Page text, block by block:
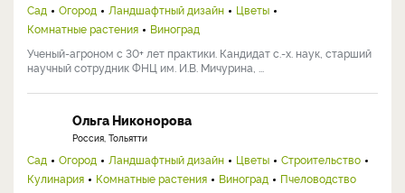
Сад Огород Ландшафтный дизайн
Цветы
Комнатные растения
Виноград
Ученый-агроном с 30+ лет практики. Кандидат с.-х. наук, старший
научный сотрудник ФНЦ им. И.В. Мичурина, ...
Ольга Никонорова
Россия, Тольятти
Сад Огород Ландшафтный дизайн Цветы
Строительство
Кулинария
Комнатные растения Виноград
Пчеловодство